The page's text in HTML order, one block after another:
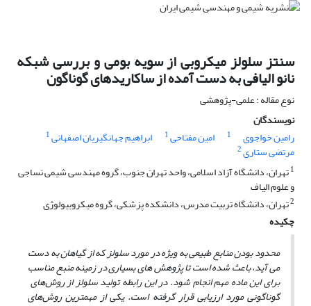
سنتز سلولز میکروبی از سویه بومی و بررسی شبکه
نانو الیافی به دست آمده از ساکاریدهای گوناگون
نوع مقاله : علمی-پژوهشی
نویسندگان
رامین خواجوی
1 امین مفتاحی1 ابراهیم جهانگیریان اصفهانی1
مرتضی ستاری2
1تهران، دانشگاه آزاد اسلامی، واحد تهران جنوب، گروه مهندسی شیمی نساجی
و علوم الیاف
2تهران، دانشگاه تربیت مدرس، دانشکده پزشکی، گروه میکروبیولوژی
چکیده
محدود بودن منابع طبیعی به ویژه در مورد سلولز که از گیاهان به دست
می‌ آید،باعث شده است تا پژوهش ‌هایبسیاری در زمینه منبع مناسب
برای این ماده مهم انجام شود. در این رابطه تولید سلولز از رو‌ش‌های
گوناگونی مورد ارزیابی قرار گرفته است. یکی از مهمترین روش‌های